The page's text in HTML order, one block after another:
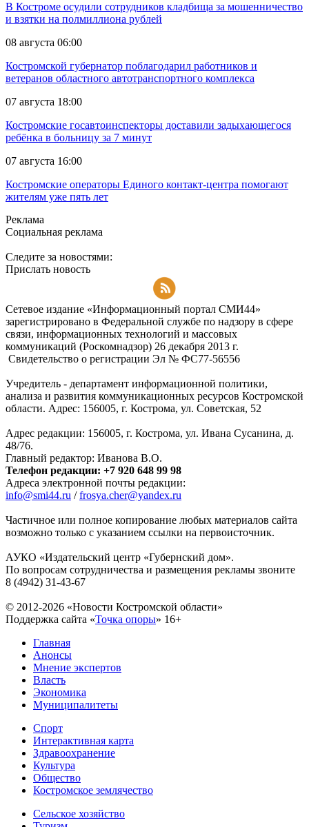
В Костроме осудили сотрудников кладбища за мошенничество
и взятки на полмиллиона рублей
08 августа 06:00
Костромской губернатор поблагодарил работников и
ветеранов областного автотранспортного комплекса
07 августа 18:00
Костромские госавтоинспекторы доставили задыхающегося
ребёнка в больницу за 7 минут
07 августа 16:00
Костромские операторы Единого контакт-центра помогают
жителям уже пять лет
Реклама
Социальная реклама
Следите за новостями:
Прислать новость
Сетевое издание «Информационный портал СМИ44»
зарегистрировано в Федеральной службе по надзору в сфере
связи, информационных технологий и массовых
коммуникаций (Роскомнадзор) 26 декабря 2013 г.
Свидетельство о регистрации Эл № ФC77-56556
Учредитель - департамент информационной политики,
анализа и развития коммуникационных ресурсов Костромской
области. Адрес: 156005, г. Кострома, ул. Советская, 52
Адрес редакции: 156005, г. Кострома, ул. Ивана Сусанина, д.
48/76.
Главный редактор: Иванова В.О.
Телефон редакции: +7 920 648 99 98
Адреса электронной почты редакции:
info@smi44.ru /frosya.cher@yandex.ru
Частичное или полное копирование любых материалов сайта
возможно только с указанием ссылки на первоисточник.
АУКО «Издательский центр «Губернский дом».
По вопросам сотрудничества и размещения рекламы звоните
8 (4942) 31-43-67
© 2012-2026 «Новости Костромской области»
Поддержка сайта «Точка опоры» 16+
Главная
Анонсы
Мнение экспертов
Власть
Экономика
Муниципалитеты
Спорт
Интерактивная карта
Здравоохранение
Культура
Общество
Костромское землячество
Сельское хозяйство